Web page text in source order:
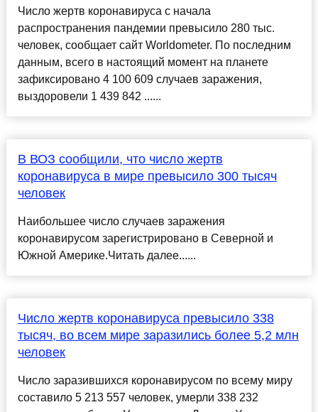
Число жертв коронавируса с начала
распространения пандемии превысило 280 тыс.
человек, сообщает сайт Worldometer. По последним
данным, всего в настоящий момент на планете
зафиксировано 4 100 609 случаев заражения,
выздоровели 1 439 842 ......
В ВОЗ сообщили, что число жертв
коронавируса в мире превысило 300 тысяч
человек
Наибольшее число случаев заражения
коронавирусом зарегистрировано в Северной и
Южной Америке.Читать далее......
Число жертв коронавируса превысило 338
тысяч, во всем мире заразились более 5,2 млн
человек
Число заразившихся коронавирусом по всему миру
составило 5 213 557 человек, умерли 338 232